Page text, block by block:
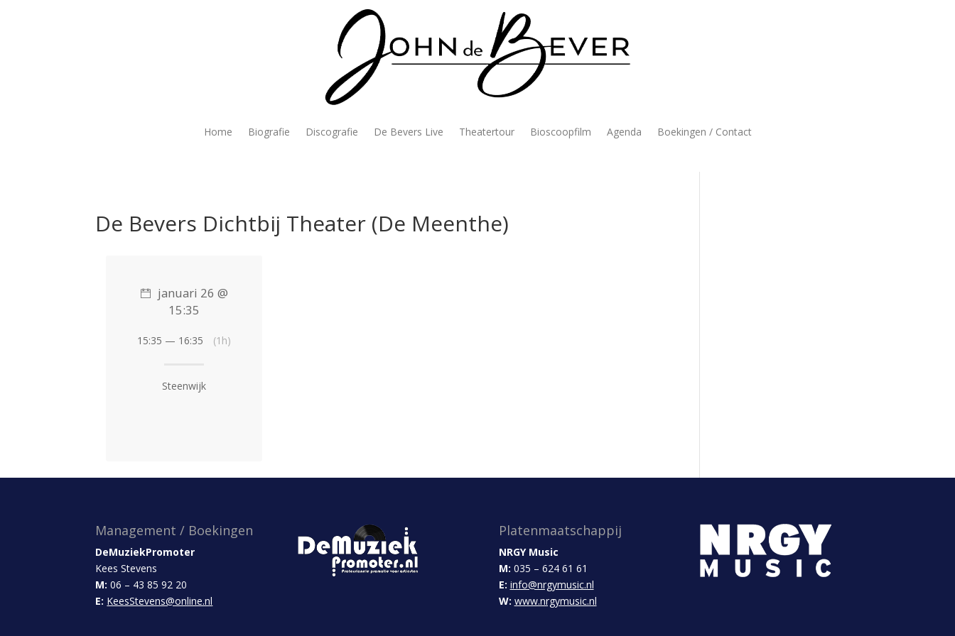
Home Biografie Discografie De Bevers Live Theatertour Bioscoopfilm Agenda Boekingen / Contact
De Bevers Dichtbij Theater (De Meenthe)
januari 26 @
15:35
15:35 — 16:35 (1h)
Steenwijk
Management / Boekingen
DeMuziekPromoter
Kees Stevens
M: 06 – 43 85 92 20
E: KeesStevens@online.nl
Platenmaatschappij
NRGY Music
M: 035 – 624 61 61
E: info@nrgymusic.nl
W: www.nrgymusic.nl